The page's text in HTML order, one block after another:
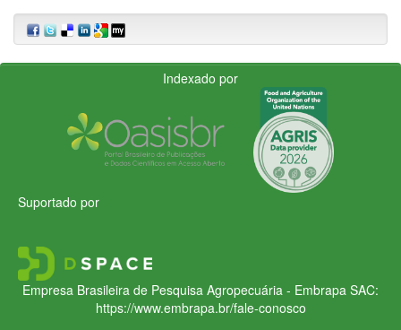
Indexado por
Suportado por
Empresa Brasileira de Pesquisa Agropecuária - Embrapa SAC:
https://www.embrapa.br/fale-conosco